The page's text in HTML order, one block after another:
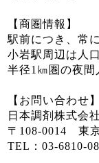
【商圏情報】
駅前につき、常
小岩駅周辺は人
半径1㎞圏の夜間
【お問い合わせ】
日本調剤株式
〒108-0014 東
TEL：03-6810-